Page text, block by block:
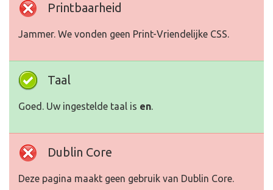
Printbaarheid
Jammer. We vonden geen Print-Vriendelijke CSS.
Taal
Goed. Uw ingestelde taal is en.
Dublin Core
Deze pagina maakt geen gebruik van Dublin Core.